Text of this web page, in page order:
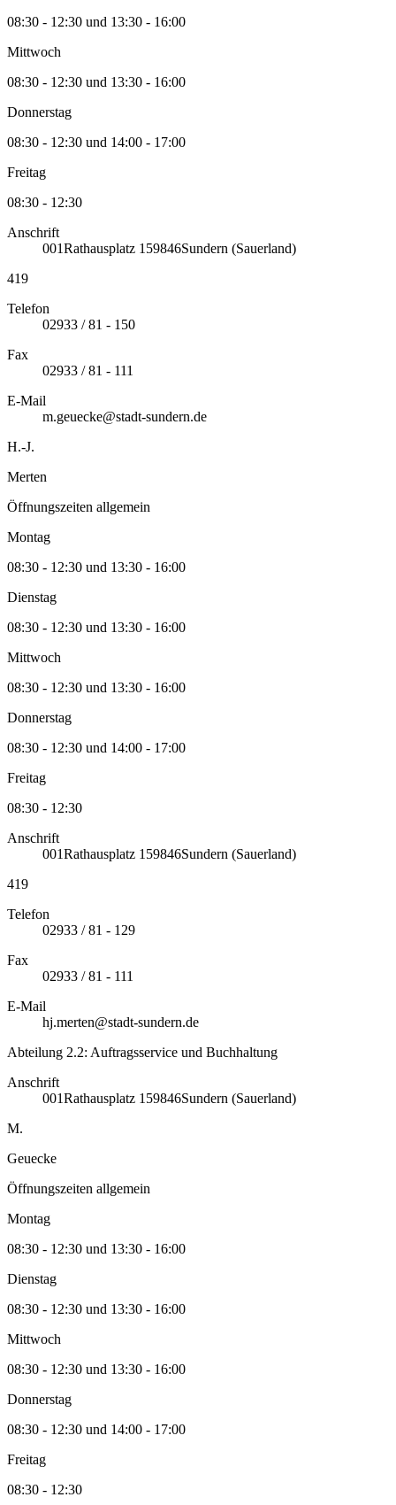
08:30 - 12:30 und 13:30 - 16:00
Mittwoch
08:30 - 12:30 und 13:30 - 16:00
Donnerstag
08:30 - 12:30 und 14:00 - 17:00
Freitag
08:30 - 12:30
Anschrift
001Rathausplatz 1 59846Sundern (Sauerland)
419
Telefon
02933 / 81 - 150
Fax
02933 / 81 - 111
E-Mail
m.geuecke@stadt-sundern.de
H.-J.
Merten
Öffnungszeiten allgemein
Montag
08:30 - 12:30 und 13:30 - 16:00
Dienstag
08:30 - 12:30 und 13:30 - 16:00
Mittwoch
08:30 - 12:30 und 13:30 - 16:00
Donnerstag
08:30 - 12:30 und 14:00 - 17:00
Freitag
08:30 - 12:30
Anschrift
001Rathausplatz 1 59846Sundern (Sauerland)
419
Telefon
02933 / 81 - 129
Fax
02933 / 81 - 111
E-Mail
hj.merten@stadt-sundern.de
Abteilung 2.2: Auftragsservice und Buchhaltung
Anschrift
001Rathausplatz 1 59846Sundern (Sauerland)
M.
Geuecke
Öffnungszeiten allgemein
Montag
08:30 - 12:30 und 13:30 - 16:00
Dienstag
08:30 - 12:30 und 13:30 - 16:00
Mittwoch
08:30 - 12:30 und 13:30 - 16:00
Donnerstag
08:30 - 12:30 und 14:00 - 17:00
Freitag
08:30 - 12:30